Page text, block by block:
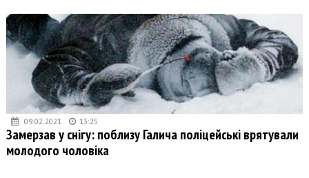
09.02.2021 13:25
Замерзав у снігу: поблизу Галича поліцейські врятували
молодого чоловіка